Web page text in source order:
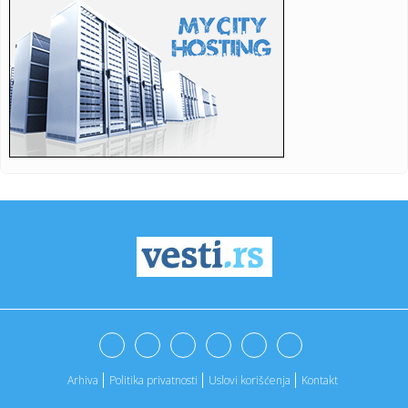
pa poklekao...
23:06:Bibi rekao "ne" Trampu
23:01:Slučaj Huse B. iz BiH pokrenuo “lavinu” u Kelnu, provjerava
23:01:Recept za zdrave brauni kuglice od čokolade koje se ne
peku (VID...
Jedan znak ukazuje na to da ne unosite dovoljno proteina
Vulkanski pepeo ugrozio više od 29.000 ljudi
23:01:Vatra ugrožava domaćinstva u trebinjskom selu, na terenu i
Arhiva Politika privatnosti Uslovi korišćenja Kontakt